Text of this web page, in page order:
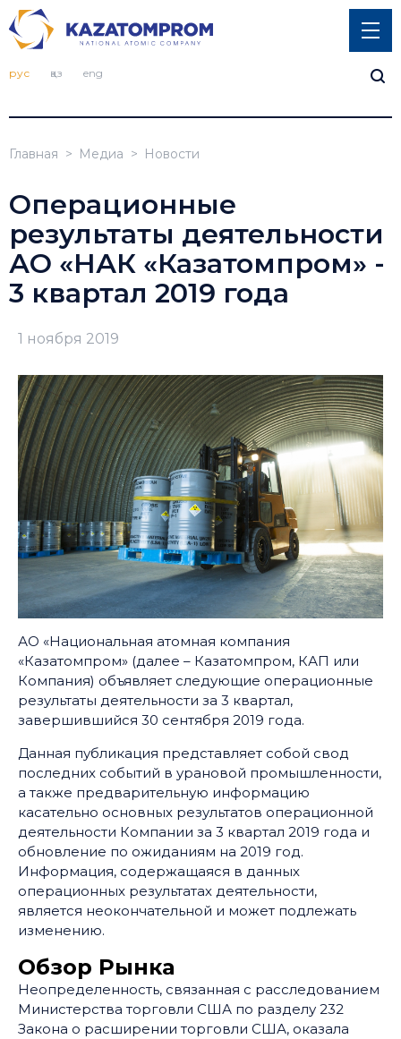
рус қаз eng
Главная Медиа Новости
Операционные
результаты деятельности
АО «НАК «Казатомпром» -
3 квартал 2019 года
1 ноября 2019
АО «Национальная атомная компания
«Казатомпром» (далее – Казатомпром, КАП или
Компания) объявляет следующие операционные
результаты деятельности за 3 квартал,
завершившийся 30 сентября 2019 года.
Данная публикация представляет собой свод
последних событий в урановой промышленности,
а также предварительную информацию
касательно основных результатов операционной
деятельности Компании за 3 квартал 2019 года и
обновление по ожиданиям на 2019 год.
Информация, содержащаяся в данных
операционных результатах деятельности,
является неокончательной и может подлежать
изменению.
Обзор Рынка
Неопределенность, связанная с расследованием
Министерства торговли США по разделу 232
Закона о расширении торговли США, оказала